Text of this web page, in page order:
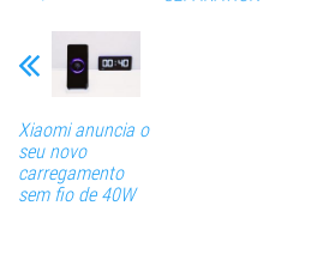
Xiaomi anuncia o
seu novo
carregamento
sem fio de 40W